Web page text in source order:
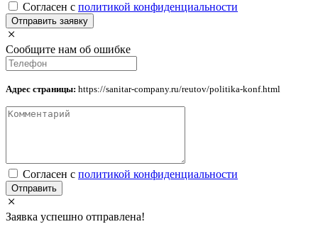
Cогласен с политикой конфиденциальности
Отправить заявку
Сообщите нам об ошибке
Адрес страницы: https://sanitar-company.ru/reutov/politika-konf.html
Cогласен с политикой конфиденциальности
Отправить
Заявка успешно отправлена!